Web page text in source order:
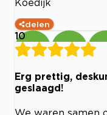
Koedijk
delen
10
Erg prettig,
geslaagd!
We waren samen